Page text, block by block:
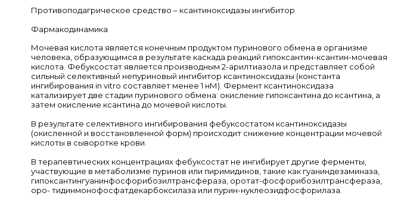
Противоподагрическое средство – ксантиноксидазы ингибитор
Фармакодинамика
Мочевая кислота является конечным продуктом пуринового обмена в организме
человека, образующимся в результате каскада реакций гипоксантин-ксантин-мочевая
кислота. Фебуксостат является производным 2-арилтиазола и представляет собой
сильный селективный непуриновый ингибитор ксантиноксидазы (константа
ингибирования in vitro составляет менее 1 нМ). Фермент ксантиноксидаза
катализирует две стадии пуринового обмена: окисление гипоксантина до ксантина, а
затем окисление ксантина до мочевой кислоты.
В результате селективного ингибирования фебуксостатом ксантиноксидазы
(окисленной и восстановленной форм) происходит снижение концентрации мочевой
кислоты в сыворотке крови.
В терапевтических концентрациях фебуксостат не ингибирует другие ферменты,
участвующие в метаболизме пуринов или пиримидинов, такие как гуаниндезаминаза,
гипоксантингуанинфосфорибозилтрансфераза, оротат-фосфорибозилтрансфераза,
оро- тидинмонофосфатдекарбоксилаза или пурин-нуклеозидфосфорилаза.